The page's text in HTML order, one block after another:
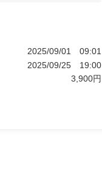
2025/09/01
09:01
2025/09/25
19:00
3,900円